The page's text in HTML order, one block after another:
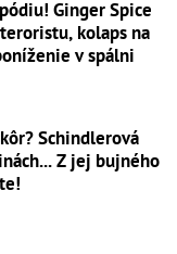
Ginger Spice
kolaps na
v spálni
Schindlerová
Z jej bujného